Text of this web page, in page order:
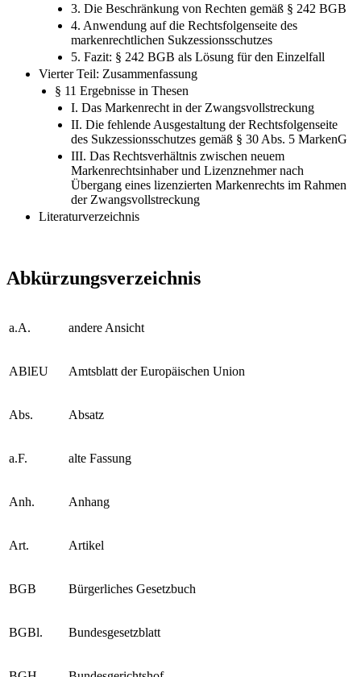
3. Die Beschränkung von Rechten gemäß § 242 BGB
4. Anwendung auf die Rechtsfolgenseite des
markenrechtlichen Sukzessionsschutzes
5. Fazit: § 242 BGB als Lösung für den Einzelfall
Vierter Teil: Zusammenfassung
§ 11 Ergebnisse in Thesen
I. Das Markenrecht in der Zwangsvollstreckung
II. Die fehlende Ausgestaltung der Rechtsfolgenseite
des Sukzessionsschutzes gemäß § 30 Abs. 5 MarkenG
III. Das Rechtsverhältnis zwischen neuem
Markenrechtsinhaber und Lizenznehmer nach
Übergang eines lizenzierten Markenrechts im Rahmen
der Zwangsvollstreckung
Literaturverzeichnis
Abkürzungsverzeichnis
a.A. andere Ansicht
ABlEU Amtsblatt der Europäischen Union
Abs. Absatz
a.F. alte Fassung
Anh. Anhang
Art. Artikel
BGB Bürgerliches Gesetzbuch
BGBl. Bundesgesetzblatt